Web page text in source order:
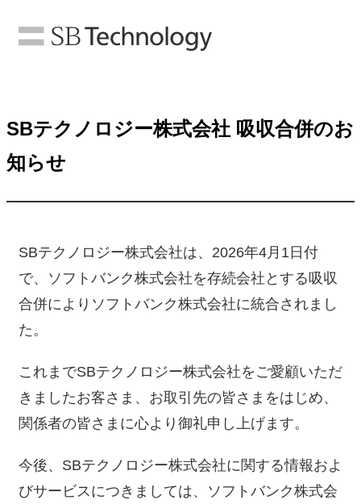
SBテクノロジー株式会社 吸収合併のお
知らせ
SBテクノロジー株式会社は、2026年4月1日付
で、ソフトバンク株式会社を存続会社とする吸収
合併によりソフトバンク株式会社に統合されまし
た。
これまでSBテクノロジー株式会社をご愛顧いただ
きましたお客さま、お取引先の皆さまをはじめ、
関係者の皆さまに心より御礼申し上げます。
今後、SBテクノロジー株式会社に関する情報およ
びサービスにつきましては、ソフトバンク株式会